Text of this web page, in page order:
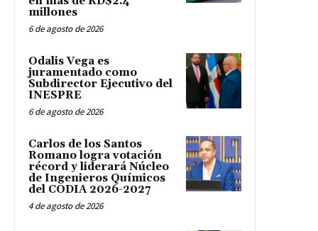
millones
6 de agosto de 2026
Odalis Vega es
juramentado como
Subdirector Ejecutivo del
INESPRE
6 de agosto de 2026
Carlos de los Santos
Romano logra votación
récord y liderará Núcleo
de Ingenieros Químicos
del CODIA 2026-2027
4 de agosto de 2026